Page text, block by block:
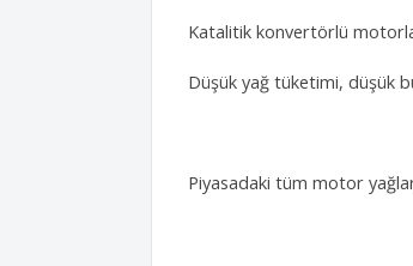
Katalitik konvertörlü
Düşük yağ tüketimi, düşük
Piyasadaki tüm motor